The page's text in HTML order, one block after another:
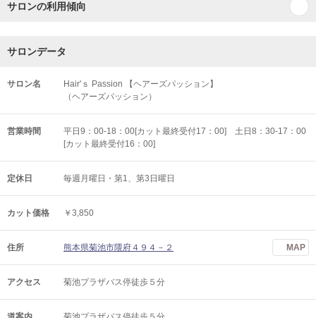
サロンの利用傾向
サロンデータ
サロン名
Hair'ｓ Passion 【ヘアーズパッション】
（ヘアーズパッション）
営業時間
平日9：00-18：00[カット最終受付17：00] 土日8：30-17：00
[カット最終受付16：00]
定休日 毎週月曜日・第1、第3日曜日
カット価格 ￥3,850
住所 熊本県菊池市隈府４９４－２ MAP
アクセス 菊池プラザバス停徒歩５分